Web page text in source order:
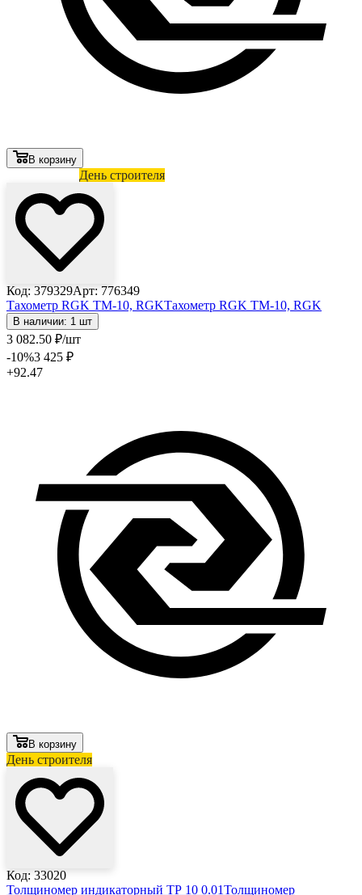
В корзину
День строителя
Код: 379329Арт: 776349
Тахометр RGK TM-10, RGKТахометр RGK TM-10, RGK
В наличии: 1 шт
3 082.50 ₽/шт
-10%3 425 ₽
+92.47
В корзину
День строителя
Код: 33020
Толщиномер индикаторный ТР 10 0.01Толщиномер